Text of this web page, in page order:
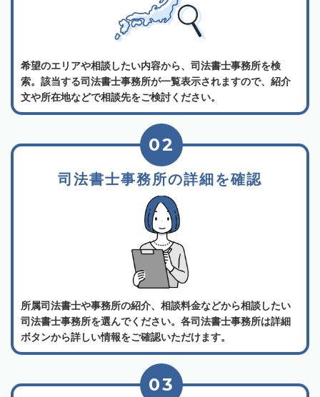
希望のエリアや相談したい内容から、司法書士事務所を検
索。該当する司法書士事務所が一覧表示されますので、紹介
文や所在地などで相談先をご検討ください。
司法書士事務所の詳細を確認
02
所属司法書士や事務所の紹介、相談料金などから相談したい
司法書士事務所を選んでください。各司法書士事務所は詳細
ボタンから詳しい情報をご確認いただけます。
03